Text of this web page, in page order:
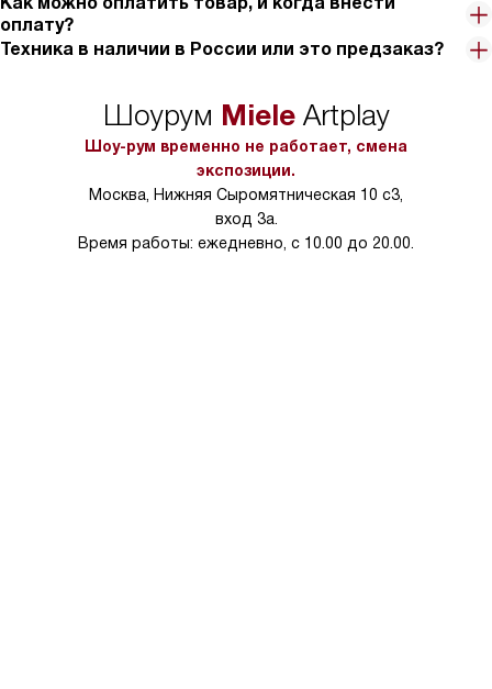
оплату?
Техника в наличии в России или это предзаказ?
Шоурум MieleArtplay
Шоу-рум временно не работает, смена
экспозиции.
Москва, Нижняя Сыромятническая 10 с3,
вход 3а.
Время работы: ежедневно, с 10.00 до 20.00.